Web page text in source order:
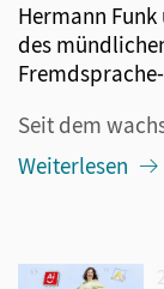
Hermann
des
Weiterlesen